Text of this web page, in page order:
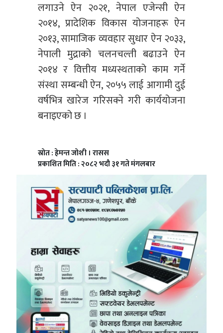
लगाउने ऐन २०२१, नेपाल एजेन्सी ऐन
२०१४, प्रादेशिक विकास योजनाहरू ऐन
२०१३, सामाजिक व्यवहार सुधार ऐन २०३३,
नेपाली मुद्राको चलनचल्ती बढाउने ऐन
२०१४ र वित्तीय मध्यस्थताको काम गर्ने
संस्था सम्बन्धी ऐन, २०५५ लाई आगामी दुई
वर्षभित्र खारेज गरिसक्ने गरी कार्ययोजना
बनाइएको छ ।
स्रोत : हेमन्त जोशी । रासस
प्रकाशित मिति : २०८२ भदौ ३१ गते मंगलबार